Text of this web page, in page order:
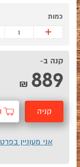
כמות
+
קנה ב-
889
₪
קניה
אני מעוניין